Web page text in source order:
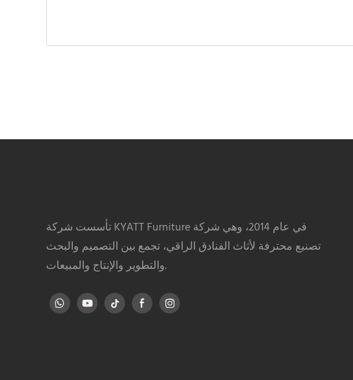
تأسست شركة KYATT Furniture في عام 2014، وهي شركة
تصنيع محترفة لأثاث الفنادق الراقي، تجمع بين التصميم والبحث
والتطوير والإنتاج والمبيعات.